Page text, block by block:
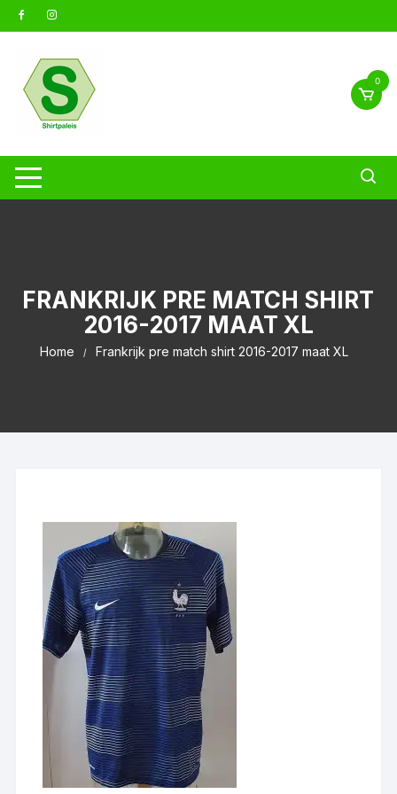
naar
0
FRANKRIJK PRE MATCH SHIRT
2016-2017 MAAT XL
Home Frankrijk pre match shirt 2016-2017 maat XL